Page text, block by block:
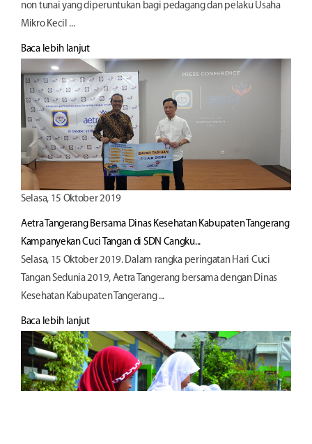
non tunai yang diperuntukan bagi pedagang dan pelaku Usaha
Mikro Kecil ...
Baca lebih lanjut
Selasa, 15 Oktober 2019
Aetra Tangerang Bersama Dinas Kesehatan Kabupaten Tangerang
Kampanyekan Cuci Tangan di SDN Cangku...
Selasa, 15 Oktober 2019. Dalam rangka peringatan Hari Cuci
Tangan Sedunia 2019, Aetra Tangerang bersama dengan Dinas
Kesehatan Kabupaten Tangerang ...
Baca lebih lanjut